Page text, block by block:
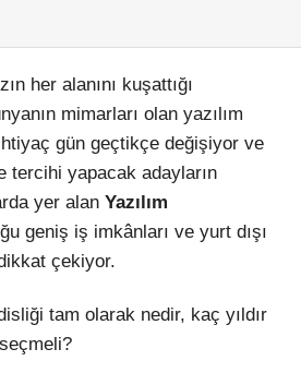
her alanını kuşattığı
mimarları olan yazılım
gün geçtikçe değişiyor ve
tercihi yapacak adayların
yer alan Yazılım
geniş iş imkânları ve yurt dışı
çekiyor.
tam olarak nedir, kaç yıldır